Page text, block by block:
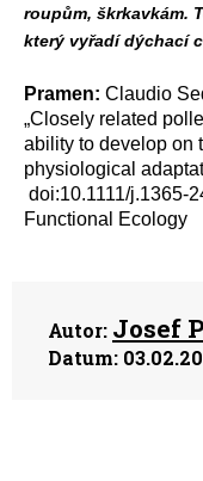
roupům, škrkavkám.
který vyřadí dýchací
Pramen: Claudio
„Closely related
ability to develop on
physiological
doi:10.1111/j.1365-
Functional Ecology
Autor: Josef
Datum: